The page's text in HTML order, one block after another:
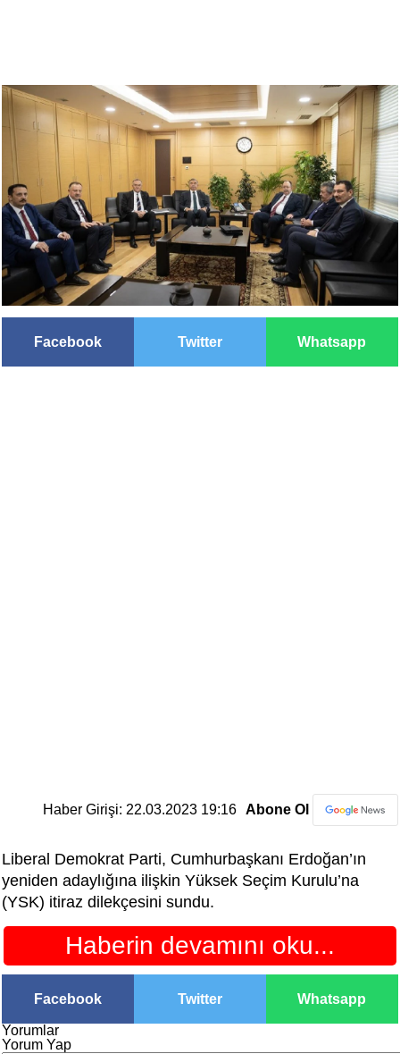
Facebook Twitter Whatsapp
Haber Girişi: 22.03.2023 19:16 Abone Ol
Liberal Demokrat Parti, Cumhurbaşkanı Erdoğan’ın
yeniden adaylığına ilişkin Yüksek Seçim Kurulu’na
(YSK) itiraz dilekçesini sundu.
Haberin devamını oku...
Facebook Twitter Whatsapp
Yorumlar
Yorum Yap